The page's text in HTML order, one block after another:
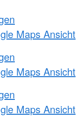
Maps Ansicht
Maps Ansicht
Maps Ansicht